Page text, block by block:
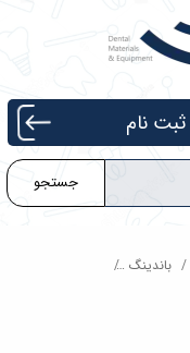
جستجو
ثبت نام
باندینگ